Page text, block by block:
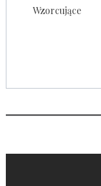
Wzorcujące